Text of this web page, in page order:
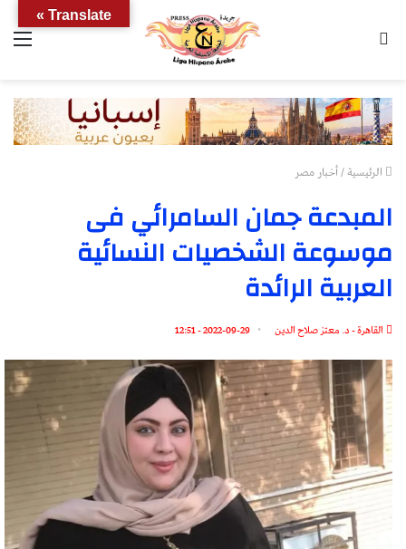
الرئيسية/أخبار مصر
المبدعة جمان السامرائي فى
موسوعة الشخصيات النسائية
العربية الرائدة
القاهرة - د. معتز صلاح الدين 2022-09-29 - 12:51
Translate »